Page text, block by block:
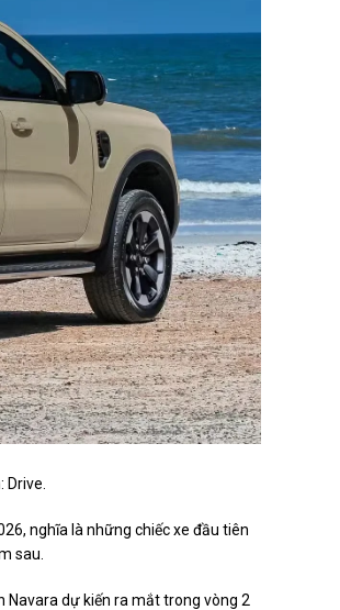
nghĩa là những chiếc xe đầu tiên
sau.
Navara dự kiến ra mắt trong vòng 2